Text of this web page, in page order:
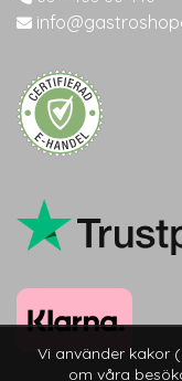
Vi använder kakor
om våra